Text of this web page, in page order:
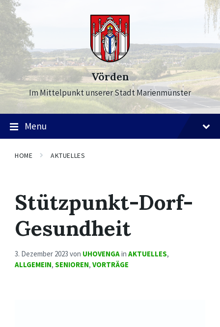
Skip
to
content
Skip
to
main
navigation
Skip
to
footer
Vörden
Im Mittelpunkt unserer Stadt Marienmünster
Menu
HOME AKTUELLES
Stützpunkt-Dorf-
Gesundheit
3. Dezember 2023 von UHOVENGAin AKTUELLES,
ALLGEMEIN, SENIOREN, VORTRÄGE